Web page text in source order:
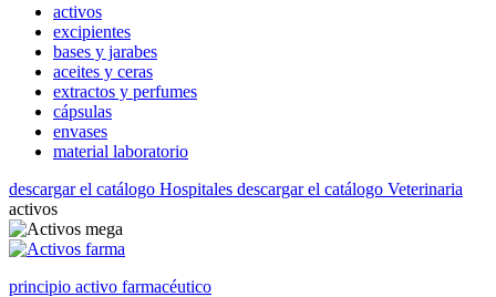
activos
excipientes
bases y jarabes
aceites y ceras
extractos y perfumes
cápsulas
envases
material laboratorio
descargar el catálogo Hospitales descargar el catálogo Veterinaria
activos
principio activo farmacéutico